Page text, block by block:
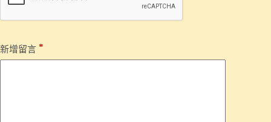
新增留言 *